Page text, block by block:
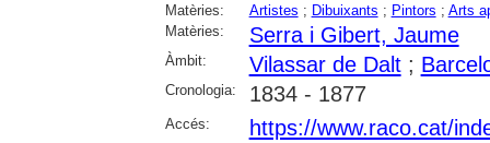
Matèries: Artistes ; Dibuixants ; Pintors ; Arts
Matèries:
Serra i Gibert, Jaume
Àmbit: Vilassar de Dalt;
Cronologia: 1834 - 1877
Accés: https://www.raco.cat/